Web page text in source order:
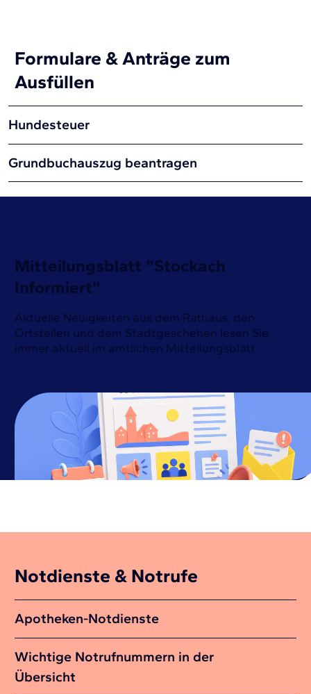
Formulare & Anträge zum
Ausfüllen
Hundesteuer
Grundbuchauszug beantragen
Mitteilungsblatt "Stockach
Informiert"
Aktuelle Neuigkeiten aus dem Rathaus, den
Ortsteilen und dem Stadtgeschehen lesen Sie
immer aktuell im amtlichen Mitteilungsblatt.
Notdienste & Notrufe
Apotheken-Notdienste
Wichtige Notrufnummern in der
Übersicht